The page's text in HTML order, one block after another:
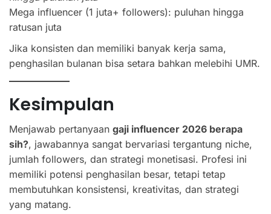
Mega influencer (1 juta+ followers): puluhan hingga
ratusan juta
Jika konsisten dan memiliki banyak kerja sama,
penghasilan bulanan bisa setara bahkan melebihi UMR.
Kesimpulan
Menjawab pertanyaan gaji influencer 2026 berapa
sih?, jawabannya sangat bervariasi tergantung niche,
jumlah followers, dan strategi monetisasi. Profesi ini
memiliki potensi penghasilan besar, tetapi tetap
membutuhkan konsistensi, kreativitas, dan strategi
yang matang.